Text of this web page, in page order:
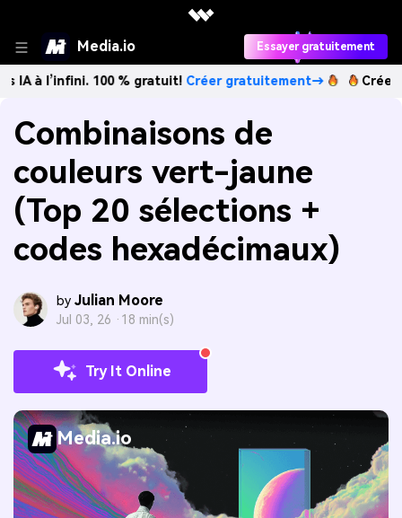
Media.io Essayer gratuitement
100 % gratuit!Créer gratuitement→ Créez des
Combinaisons de
couleurs vert-jaune
(Top 20 sélections +
codes hexadécimaux)
by Julian Moore
Jul 03, 26 · 18 min(s)
Try It Online
Media.io